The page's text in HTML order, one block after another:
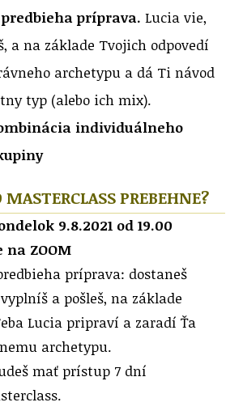
príprava. Lucia vie,
a na základe Tvojich odpovedí
archetypu a dá Ti návod
typ (alebo ich mix).
individuálneho
MASTERCLASS PREBEHNE?
9.8.2021 od 19.00
na ZOOM
príprava: dostaneš
a pošleš, na základe
Lucia pripraví a zaradí Ťa
archetypu.
mať prístup 7 dní